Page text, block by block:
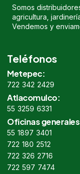
Somos
agricultura,
Vendemos y
Teléfonos
Metepec:
722 342 2429
Atlacomulco:
55 3259 6331
Oficinas
55 1897 3401
722 180 2512
722 326 2716
722 597 7474